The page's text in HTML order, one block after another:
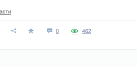
0 462